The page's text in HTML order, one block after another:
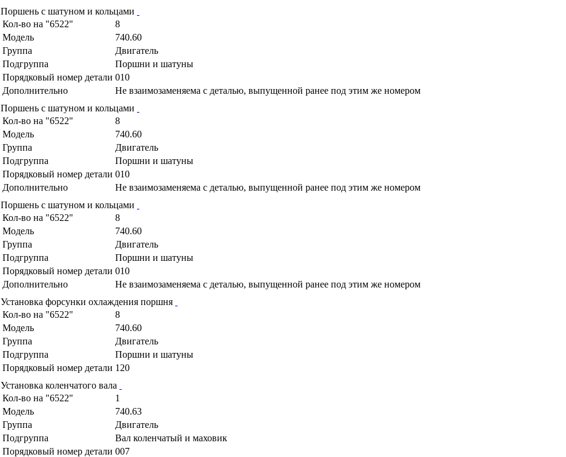
Поршень с шатуном и кольцами
Кол-во на "6522"
8
Модель
740.60
Группа
Двигатель
Подгруппа
Поршни и шатуны
Порядковый номер детали 010
Дополнительно
Не взаимозаменяема с деталью, выпущенной ранее под этим же номером
Поршень с шатуном и кольцами
Кол-во на "6522"
8
Модель
740.60
Группа
Двигатель
Подгруппа
Поршни и шатуны
Порядковый номер детали 010
Дополнительно
Не взаимозаменяема с деталью, выпущенной ранее под этим же номером
Поршень с шатуном и кольцами
Кол-во на "6522"
8
Модель
740.60
Группа
Двигатель
Подгруппа
Поршни и шатуны
Порядковый номер детали 010
Дополнительно
Не взаимозаменяема с деталью, выпущенной ранее под этим же номером
Установка форсунки охлаждения поршня
Кол-во на "6522"
8
Модель
740.60
Группа
Двигатель
Подгруппа
Поршни и шатуны
Порядковый номер детали 120
Установка коленчатого вала
Кол-во на "6522"
1
Модель
740.63
Группа
Двигатель
Подгруппа
Вал коленчатый и маховик
Порядковый номер детали 007